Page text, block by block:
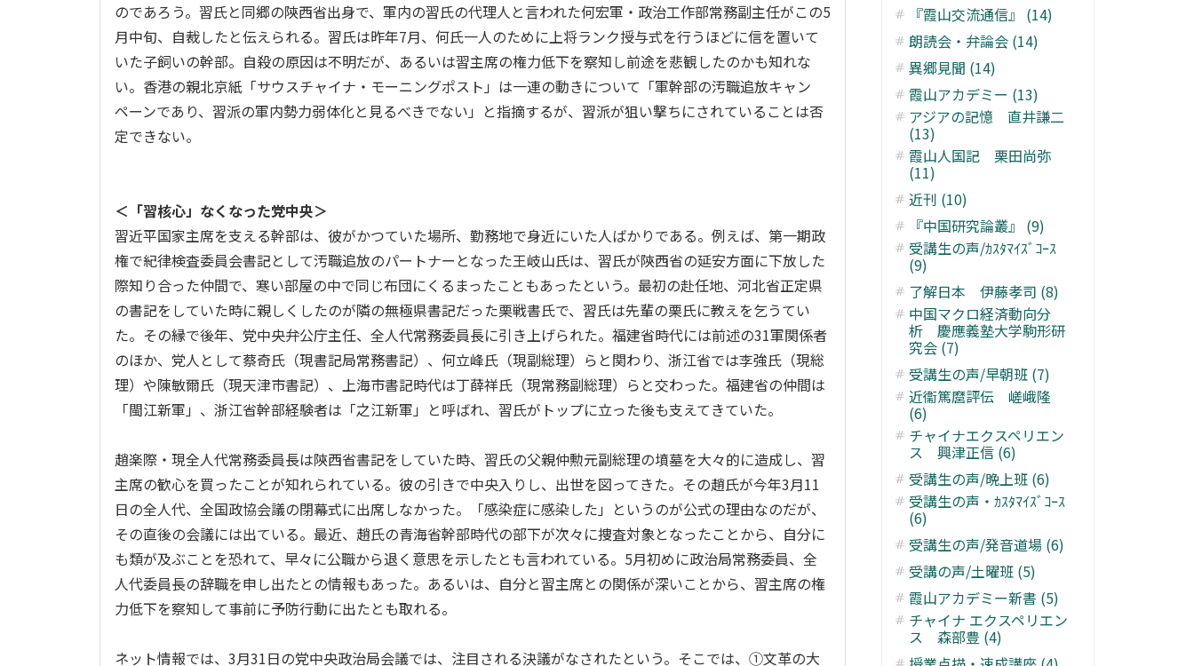
のであろう。習氏と同郷の陝西省出身で、軍内の習氏の代理人と言われた何宏軍・政治工作部常務副主任がこの5
月中旬、自裁したと伝えられる。習氏は昨年7月、何氏一人のために上将ランク授与式を行うほどに信を置いて
いた子飼いの幹部。自殺の原因は不明だが、あるいは習主席の権力低下を察知し前途を悲観したのかも知れな
い。香港の親北京紙「サウスチャイナ・モーニングポスト」は一連の動きについて「軍幹部の汚職追放キャン
ペーンであり、習派の軍内勢力弱体化と見るべきでない」と指摘するが、習派が狙い撃ちにされていることは否
定できない。
＜「習核心」なくなった党中央＞
習近平国家主席を支える幹部は、彼がかつていた場所、勤務地で身近にいた人ばかりである。例えば、第一期政
権で紀律検査委員会書記として汚職追放のパートナーとなった王岐山氏は、習氏が陝西省の延安方面に下放した
際知り合った仲間で、寒い部屋の中で同じ布団にくるまったこともあったという。最初の赴任地、河北省正定県
の書記をしていた時に親しくしたのが隣の無極県書記だった栗戦書氏で、習氏は先輩の栗氏に教えを乞うてい
た。その縁で後年、党中央弁公庁主任、全人代常務委員長に引き上げられた。福建省時代には前述の31軍関係者
のほか、党人として蔡奇氏（現書記局常務書記）、何立峰氏（現副総理）らと関わり、浙江省では李強氏（現総
理）や陳敏爾氏（現天津市書記）、上海市書記時代は丁薛祥氏（現常務副総理）らと交わった。福建省の仲間は
「閩江新軍」、浙江省幹部経験者は「之江新軍」と呼ばれ、習氏がトップに立った後も支えてきていた。
趙楽際・現全人代常務委員長は陝西省書記をしていた時、習氏の父親仲勲元副総理の墳墓を大々的に造成し、習
主席の歓心を買ったことが知れられている。彼の引きで中央入りし、出世を図ってきた。その趙氏が今年3月11
日の全人代、全国政協会議の閉幕式に出席しなかった。「感染症に感染した」というのが公式の理由なのだが、
その直後の会議には出ている。最近、趙氏の青海省幹部時代の部下が次々に捜査対象となったことから、自分に
も類が及ぶことを恐れて、早々に公職から退く意思を示したとも言われている。5月初めに政治局常務委員、全
人代委員長の辞職を申し出たとの情報もあった。あるいは、自分と習主席との関係が深いことから、習主席の権
力低下を察知して事前に予防行動に出たとも取れる。
ネット情報では、3月31日の党中央政治局会議では、注目される決議がなされたという。そこでは、①文革の大
『霞山交流通信』 (14)
朗読会・弁論会 (14)
異郷見聞 (14)
霞山アカデミー (13)
アジアの記憶 直井謙二
(13)
霞山人国記 栗田尚弥
(11)
近刊 (10)
『中国研究論叢』 (9)
受講生の声/ｶｽﾀﾏｲｽﾞｺｰｽ
(9)
了解日本 伊藤孝司 (8)
中国マクロ経済動向分
析 慶應義塾大学駒形研
究会 (7)
受講生の声/早朝班 (7)
近衞篤麿評伝 嵯峨隆
(6)
チャイナエクスペリエン
ス 興津正信 (6)
受講生の声/晩上班 (6)
受講生の声・ｶｽﾀﾏｲｽﾞｺｰｽ
(6)
受講生の声/発音道場 (6)
受講の声/土曜班 (5)
霞山アカデミー新書 (5)
チャイナ エクスペリエン
ス 森部豊 (4)